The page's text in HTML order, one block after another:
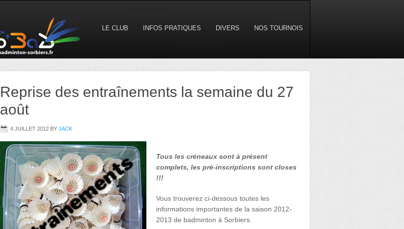
LE CLUB INFOS PRATIQUES DIVERS NOS TOURNOIS
Reprise des entraînements la semaine du 27
août
4 JUILLET 2012 BY JACK
Tous les créneaux sont à présent
complets, les pré-inscriptions sont closes
!!!
Vous trouverez ci-dessous toutes les
informations importantes de la saison 2012-
2013 de badminton à Sorbiers.